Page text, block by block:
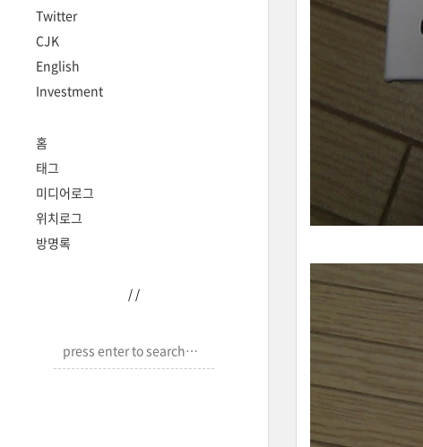
Twitter
CJK
English
Investment
홈
태그
미디어로그
위치로그
방명록
/ /